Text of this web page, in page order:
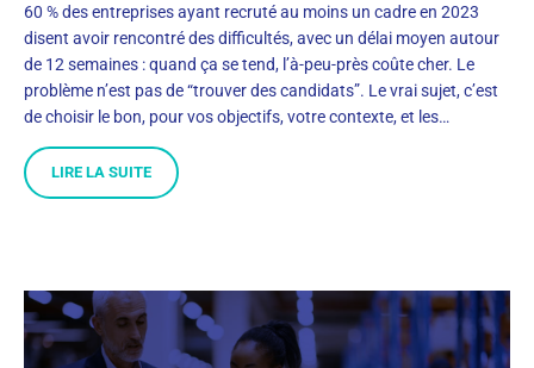
60 % des entreprises ayant recruté au moins un cadre en 2023
disent avoir rencontré des difficultés, avec un délai moyen autour
de 12 semaines : quand ça se tend, l’à-peu-près coûte cher. Le
problème n’est pas de “trouver des candidats”. Le vrai sujet, c’est
de choisir le bon, pour vos objectifs, votre contexte, et les…
LIRE LA SUITE